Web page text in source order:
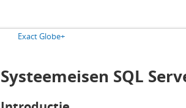
Exact Globe+
Systeemeisen SQL